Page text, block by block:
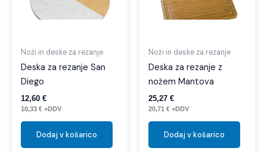
Noži in deske za rezanje
Deska za rezanje San
Diego
12,60 €
10,33 € +DDV
Dodaj v košarico
Noži in deske za rezanje
Deska za rezanje z
nožem Mantova
25,27 €
20,71 € +DDV
Dodaj v košarico